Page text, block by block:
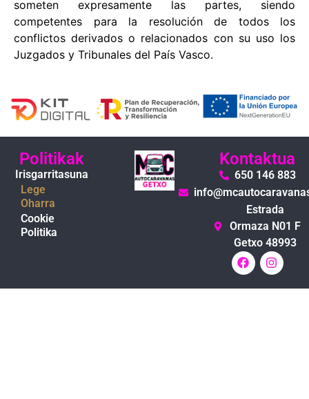
someten expresamente las partes, siendo
competentes para la resolución de todos los
conflictos derivados o relacionados con su uso los
Juzgados y Tribunales del País Vasco.
Politikak
Irisgarritasuna
Lege
Oharra
Cookie
Politika
Kontaktua
650 146 883
Estrada
Ormaza N01 F
Getxo 48993